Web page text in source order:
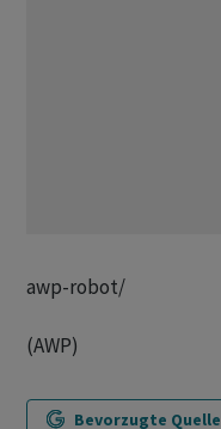
awp-robot/
(AWP)
Bevorzugte Quelle